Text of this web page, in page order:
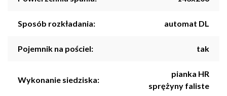
Sposób rozkładania: automat DL
Pojemnik na pościel: tak
Wykonanie siedziska:
pianka HR
sprężyny faliste